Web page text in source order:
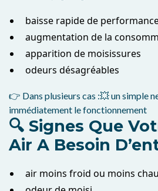
baisse rapide de
augmentation de la
apparition de moisissures
odeurs désagréables
👉 Dans plusieurs cas :💥 un simple
immédiatement le fonctionnement
🔍 Signes Que
Air A Besoin
air moins froid ou moins